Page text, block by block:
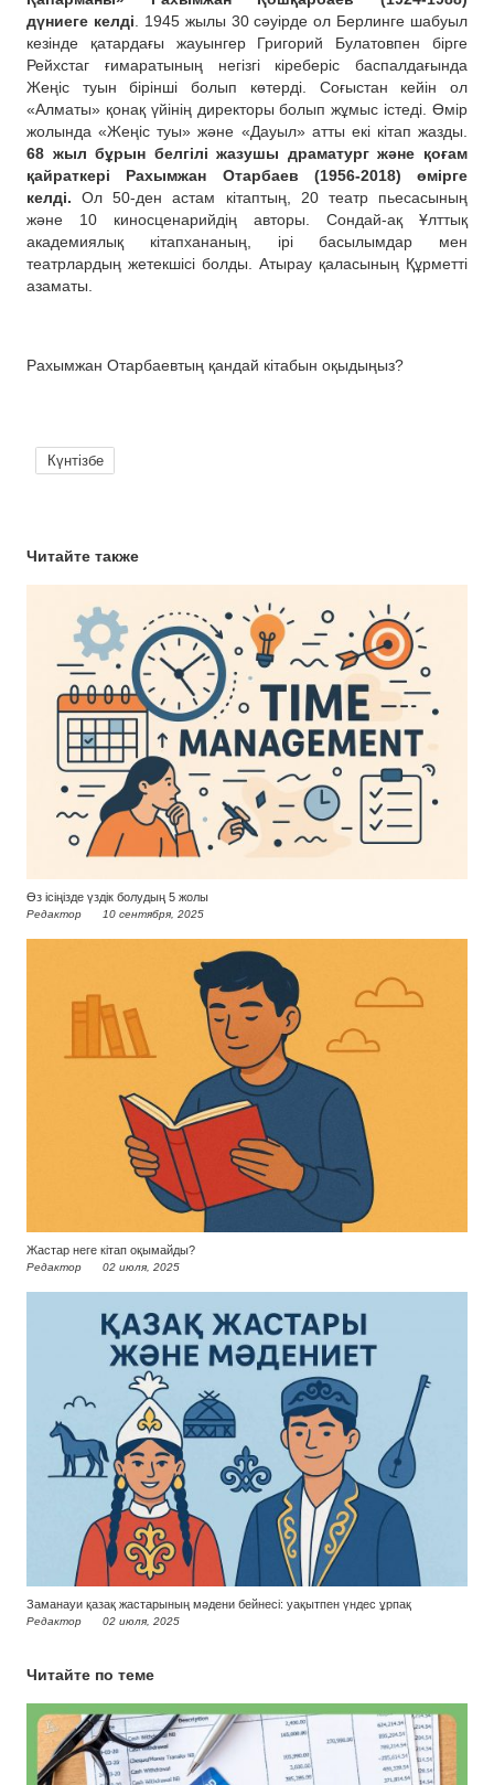
дүниеге келді . 1945 жылы 30 сәуірде ол Берлинге шабуыл
кезінде қатардағы жауынгер Григорий Булатовпен бірге
Рейхстаг ғимаратының негізгі кіреберіс баспалдағында
Жеңіс туын бірінші болып көтерді. Соғыстан кейін ол
«Алматы» қонақ үйінің директоры болып жұмыс істеді. Өмір
жолында «Жеңіс туы» және «Дауыл» атты екі кітап жазды.
68 жыл бұрын белгілі жазушы драматург және қоғам
қайраткері Рахымжан Отарбаев (1956-2018) өмірге
келді. Ол 50-ден астам кітаптың, 20 театр пьесасының
және 10 киносценарийдің авторы. Сондай-ақ Ұлттық
академиялық кітапхананың, ірі басылымдар мен
театрлардың жетекшісі болды. Атырау қаласының Құрметті
азаматы.
Рахымжан Отарбаевтың қандай кітабын оқыдыңыз?
Күнтізбе
Читайте также
Өз ісіңізде үздік болудың 5 жолы
Редактор 10 сентября, 2025
Жастар неге кітап оқымайды?
Редактор 02 июля, 2025
Заманауи қазақ жастарының мәдени бейнесі: уақытпен үндес ұрпақ
Редактор 02 июля, 2025
Читайте по теме